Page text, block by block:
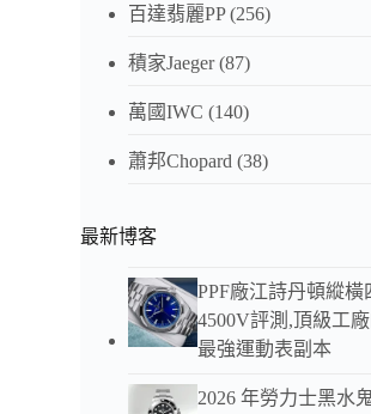
百達翡麗PP(256)
積家Jaeger(87)
萬國IWC (140)
蕭邦Chopard (38)
最新博客
PPF廠江詩丹頓縱橫
4500V評測,頂級工
最強運動表副本
2026 年勞力士黑水